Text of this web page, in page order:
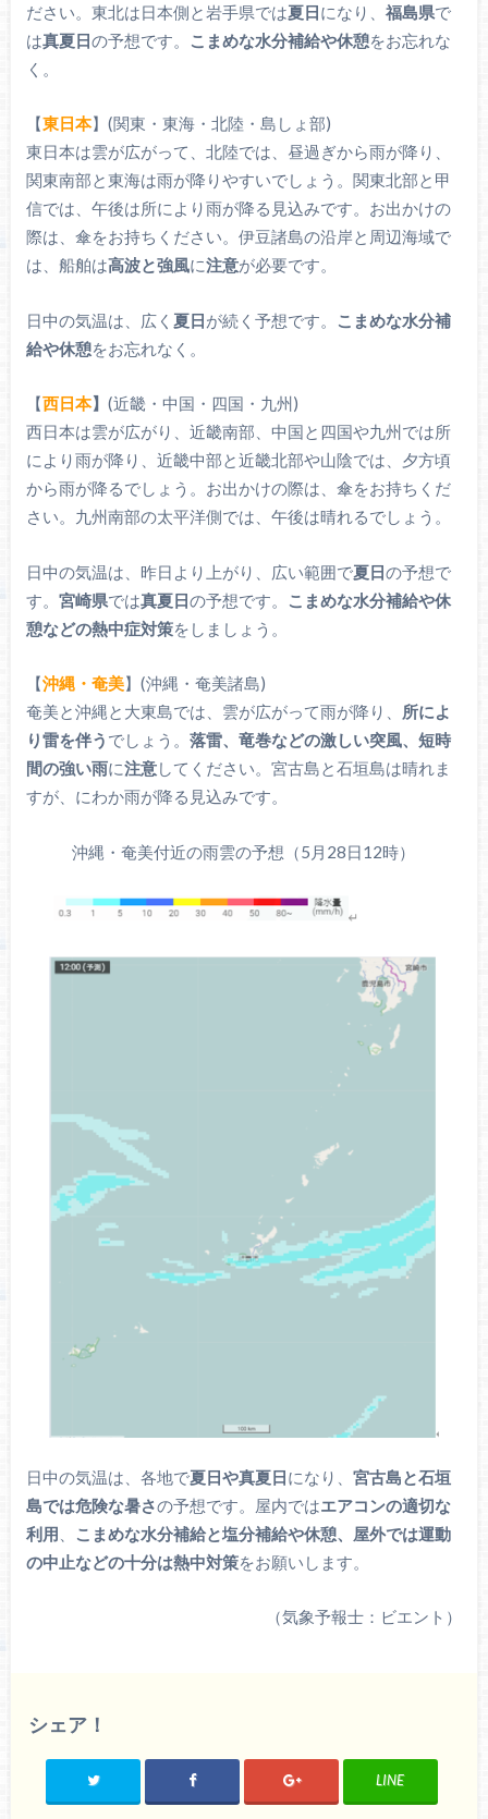
ださい。東北は日本側と岩手県では夏日になり、 福島県で
は真夏日の予想です。 こまめな水分補給や休憩をお忘れな
く。
【東日本】(関東・東海・北陸・島しょ部)
東日本は雲が広がって、北陸では、昼過ぎから雨が降り、
関東南部と東海は雨が降りやすいでしょう。関東北部と甲
信では、午後は所により雨が降る見込みです。お出かけの
際は、傘をお持ちください。伊豆諸島の沿岸と周辺海域で
は、船舶は高波と強風に注意が必要です。
日中の気温は、広く 夏日が続く予想です。 こまめな水分補
給や休憩をお忘れなく。
【西日本】 (近畿・中国・四国・九州)
西日本は雲が広がり、近畿南部、中国と四国や九州では所
により雨が降り、近畿中部と近畿北部や山陰では、夕方頃
から雨が降るでしょう。お出かけの際は、傘をお持ちくだ
さい。九州南部の太平洋側では、午後は晴れるでしょう。
日中の気温は、昨日より上がり、広い範囲で夏日の予想で
す。 宮崎県では真夏日の予想です。 こまめな水分補給や休
憩などの熱中症対策をしましょう。
【沖縄・奄美】(沖縄・奄美諸島)
奄美と沖縄と大東島では、雲が広がって雨が降り、 所によ
り雷を伴う でしょう。 落雷、竜巻などの激しい突風、短時
間の強い雨に注意してください。宮古島と石垣島は晴れま
すが、にわか雨が降る見込みです。
沖縄・奄美付近の雨雲の予想（5月28日12時）
日中の気温は、各地で夏日や真夏日になり、 宮古島と石垣
島では危険な暑さの予想です。屋内ではエアコンの適切な
利用
こまめな水分補給と塩分補給や休憩、屋外では運動
の中止などの十分は熱中対策をお願いします。
（気象予報士：ビエント）
シェア！
LINE